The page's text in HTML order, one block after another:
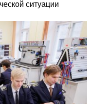
ситуации